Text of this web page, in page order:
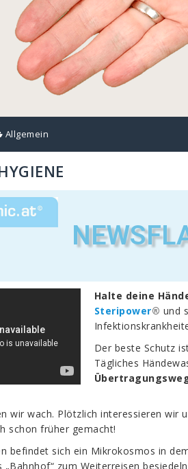
Allgemein
Halte deine
Steripower® und
Der beste Schutz
Tägliches
wir wach. Plötzlich interessieren wir
schon früher gemacht!
befindet sich ein Mikrokosmos in
zum Weiterreisen